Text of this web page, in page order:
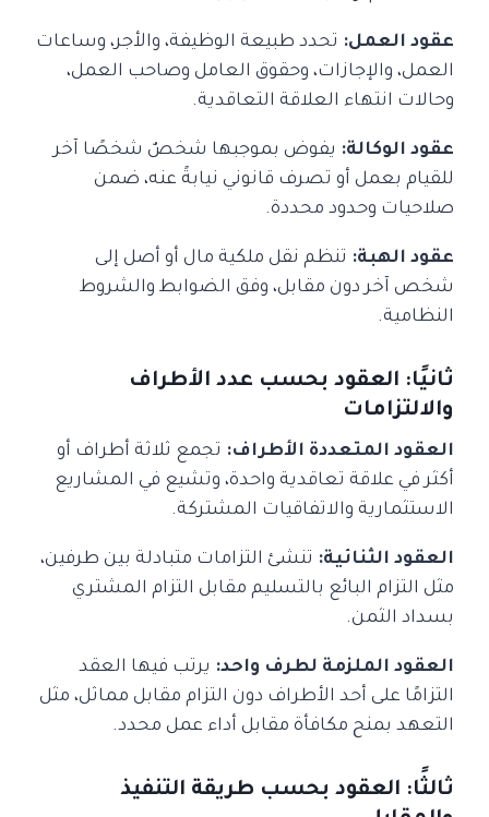
عقود العمل: تحدد طبيعة الوظيفة، والأجر، وساعات
العمل، والإجازات، وحقوق العامل وصاحب العمل،
وحالات انتهاء العلاقة التعاقدية.
عقود الوكالة: يفوض بموجبها شخصٌ شخصًا آخر
للقيام بعمل أو تصرف قانوني نيابةً عنه، ضمن
صلاحيات وحدود محددة.
عقود الهبة: تنظم نقل ملكية مال أو أصل إلى
شخص آخر دون مقابل، وفق الضوابط والشروط
النظامية.
ثانيًا: العقود بحسب عدد الأطراف
والالتزامات
العقود المتعددة الأطراف: تجمع ثلاثة أطراف أو
أكثر في علاقة تعاقدية واحدة، وتشيع في المشاريع
الاستثمارية والاتفاقيات المشتركة.
العقود الثنائية: تنشئ التزامات متبادلة بين طرفين،
مثل التزام البائع بالتسليم مقابل التزام المشتري
بسداد الثمن.
العقود الملزمة لطرف واحد: يرتب فيها العقد
التزامًا على أحد الأطراف دون التزام مقابل مماثل، مثل
التعهد بمنح مكافأة مقابل أداء عمل محدد.
ثالثًا: العقود بحسب طريقة التنفيذ